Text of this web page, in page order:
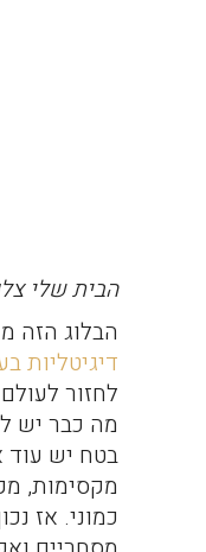
הבית שלי
הבלוג הזה
דיגיטליות
לחזור
מה כבר יש
בטח יש עוד
מקסימות,
כמוני. אז